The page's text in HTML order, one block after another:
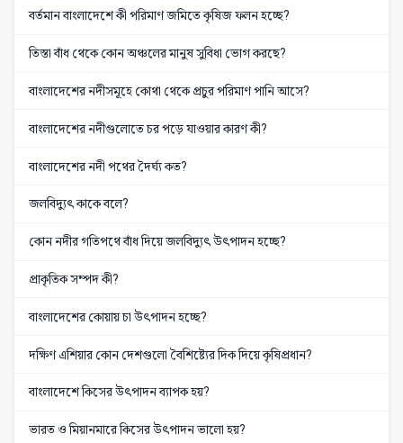
বর্তমান বাংলাদেশে কী পরিমাণ জমিতে কৃষিজ ফলন হচ্ছে?
তিস্তা বাঁধ থেকে কোন অঞ্চলের মানুষ সুবিধা ভোগ করছে?
বাংলাদেশের নদীসমূহে কোথা থেকে প্রচুর পরিমাণ পানি আসে?
বাংলাদেশের নদীগুলোতে চর পড়ে যাওয়ার কারণ কী?
বাংলাদেশের নদী পথের দৈর্ঘ্য কত?
জলবিদ্যুৎ কাকে বলে?
কোন নদীর গতিপথে বাঁধ দিয়ে জলবিদ্যুৎ উৎপাদন হচ্ছে?
প্রাকৃতিক সম্পদ কী?
বাংলাদেশের কোয়ায় চা উৎপাদন হচ্ছে?
দক্ষিণ এশিয়ার কোন দেশগুলো বৈশিষ্ট্যের দিক দিয়ে কৃষিপ্রধান?
বাংলাদেশে কিসের উৎপাদন ব্যাপক হয়?
ভারত ও মিয়ানমারে কিসের উৎপাদন ভালো হয়?